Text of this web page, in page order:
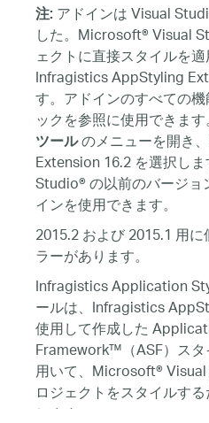
注:アドインは Visual
した。Microsoft® Visual
ェクトに直接スタイルを適
Infragistics AppStyling
す。アドインのすべての
ックを参照に使用できま
ツールのメニューを開き
Extension 16.2 を選択し
Studio® の以前のバージ
インを使用できます。
2015.2 および 2015.1 用
ラーがあります。
Infragistics Application
ールは、Infragistics
使用して作成した
Framework™（ASF）ス
用いて、Microsoft®
ロジェクトをスタイルす
します。